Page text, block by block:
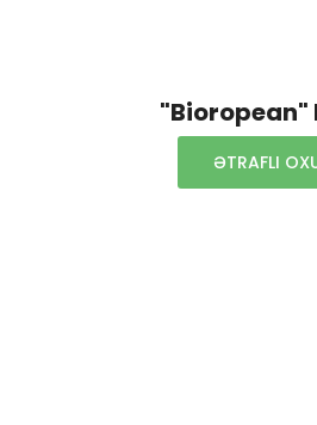
"Bioropean"
ƏTRAFLI